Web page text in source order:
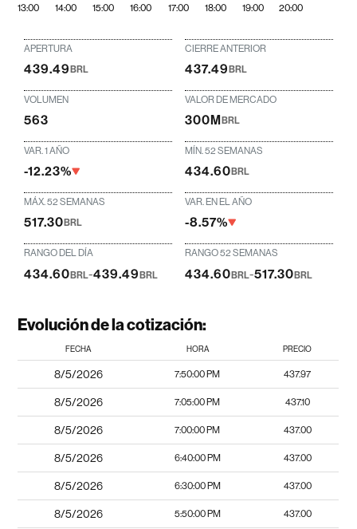
13:00 14:00 15:00 16:00 17:00 18:00 19:00 20:00
APERTURA
439.49BRL
CIERRE ANTERIOR
437.49BRL
VOLUMEN
563
VALOR DE MERCADO
300MBRL
VAR. 1 AÑO
-12.23%
MÍN. 52 SEMANAS
434.60BRL
MÁX. 52 SEMANAS
517.30BRL
VAR. EN EL AÑO
-8.57%
RANGO DEL DÍA
434.60BRL-439.49BRL
RANGO 52 SEMANAS
434.60 BRL-517.30 BRL
Evolución de la cotización:
FECHA HORA PRECIO
8/5/2026 7:50:00 PM 437.97
8/5/2026 7:05:00 PM 437.10
8/5/2026 7:00:00 PM 437.00
8/5/2026 6:40:00 PM 437.00
8/5/2026 6:30:00 PM 437.00
8/5/2026 5:50:00 PM 437.00